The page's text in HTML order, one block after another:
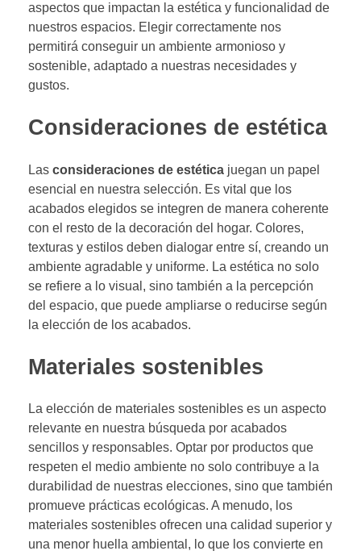
aspectos que impactan la estética y funcionalidad de
nuestros espacios. Elegir correctamente nos
permitirá conseguir un ambiente armonioso y
sostenible, adaptado a nuestras necesidades y
gustos.
Consideraciones de estética
Las consideraciones de estética juegan un papel
esencial en nuestra selección. Es vital que los
acabados elegidos se integren de manera coherente
con el resto de la decoración del hogar. Colores,
texturas y estilos deben dialogar entre sí, creando un
ambiente agradable y uniforme. La estética no solo
se refiere a lo visual, sino también a la percepción
del espacio, que puede ampliarse o reducirse según
la elección de los acabados.
Materiales sostenibles
La elección de materiales sostenibles es un aspecto
relevante en nuestra búsqueda por acabados
sencillos y responsables. Optar por productos que
respeten el medio ambiente no solo contribuye a la
durabilidad de nuestras elecciones, sino que también
promueve prácticas ecológicas. A menudo, los
materiales sostenibles ofrecen una calidad superior y
una menor huella ambiental, lo que los convierte en